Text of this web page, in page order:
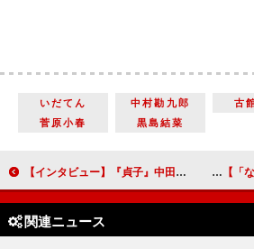
いだてん 中村勘九郎
古
菅原小春
黒島結菜
【インタビュー】『貞子』中田秀夫監督 14年ぶりの『リング』シリーズ復帰で原点回帰 「クスリとも笑われなくていい」
関連ニュース